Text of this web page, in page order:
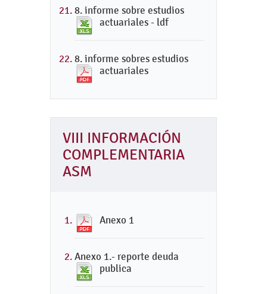
8. informe sobre estudios
actuariales - ldf
8. informe sobres estudios
actuariales
VIII INFORMACIÓN
COMPLEMENTARIA
ASM
Anexo 1
Anexo 1.- reporte deuda
publica